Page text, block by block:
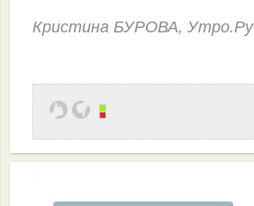
Кристина БУРОВА, Утро.Ру